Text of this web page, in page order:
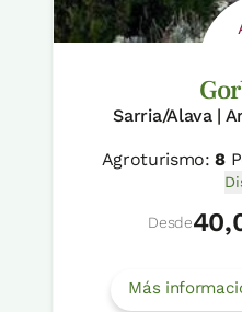
Sarria/Alava |
Agroturismo:8
Desde
Más